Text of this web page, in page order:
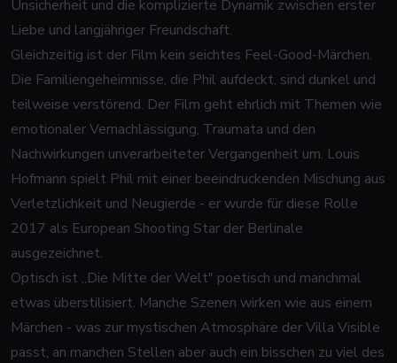
Unsicherheit und die komplizierte Dynamik zwischen erster
Liebe und langjähriger Freundschaft.
Gleichzeitig ist der Film kein seichtes Feel-Good-Märchen.
Die Familiengeheimnisse, die Phil aufdeckt, sind dunkel und
teilweise verstörend. Der Film geht ehrlich mit Themen wie
emotionaler Vernachlässigung, Traumata und den
Nachwirkungen unverarbeiteter Vergangenheit um. Louis
Hofmann spielt Phil mit einer beeindruckenden Mischung aus
Verletzlichkeit und Neugierde - er wurde für diese Rolle
2017 als European Shooting Star der Berlinale
ausgezeichnet.
Optisch ist „Die Mitte der Welt" poetisch und manchmal
etwas überstilisiert. Manche Szenen wirken wie aus einem
Märchen - was zur mystischen Atmosphäre der Villa Visible
passt, an manchen Stellen aber auch ein bisschen zu viel des